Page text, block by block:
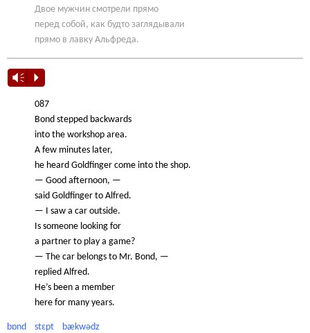
Двое мужчин смотрели прямо
перед собой, как будто заглядывали
прямо в лавку Альфреда.
Vm P
087
Bond stepped backwards
into the workshop area.
A few minutes later,
he heard Goldfinger come into the shop.
— Good afternoon, —
said Goldfinger to Alfred.
— I saw a car outside.
Is someone looking for
a partner to play a game?
— The car belongs to Mr. Bond, —
replied Alfred.
He’s been a member
here for many years.
bɒnd stɛpt bækwədz